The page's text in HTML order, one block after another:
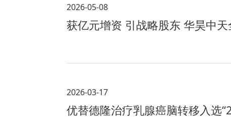
2026-05-08
获亿元增资 引战略股东 华昊中
2026-03-17
优替德隆治疗乳腺癌脑转移入选